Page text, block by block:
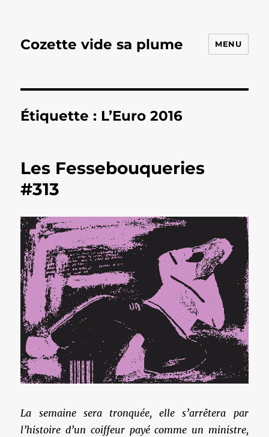
Cozette vide sa plume MENU
Étiquette : L’Euro 2016
Les Fessebouqueries
#313
La semaine sera tronquée, elle s’arrêtera par
l’histoire d’un coiffeur payé comme un ministre,